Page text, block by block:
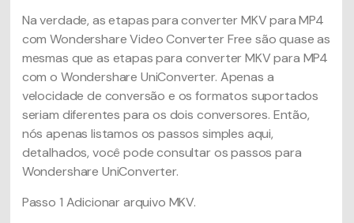
Na verdade, as etapas para converter MKV para MP4
com Wondershare Video Converter Free são quase as
mesmas que as etapas para converter MKV para MP4
com o Wondershare UniConverter. Apenas a
velocidade de conversão e os formatos suportados
seriam diferentes para os dois conversores. Então,
nós apenas listamos os passos simples aqui,
detalhados, você pode consultar os passos para
Wondershare UniConverter.
Passo 1 Adicionar arquivo MKV.